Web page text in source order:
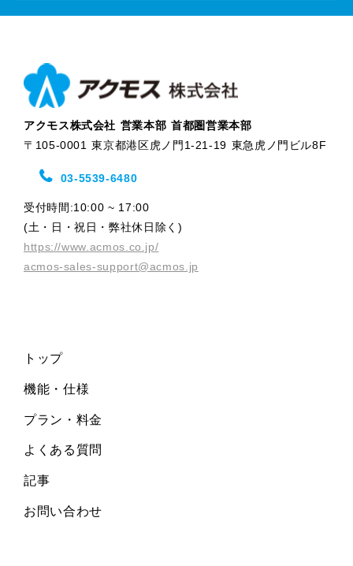
アクモス株式会社 営業本部 首都圏営業本部
〒105-0001 東京都港区虎ノ門1-21-19 東急虎ノ門ビル8F
03-5539-6480
受付時間:10:00 ~ 17:00
(土・日・祝日・弊社休日除く)
https://www.acmos.co.jp/
acmos-sales-support@acmos.jp
トップ
機能・仕様
プラン・料金
よくある質問
記事
お問い合わせ